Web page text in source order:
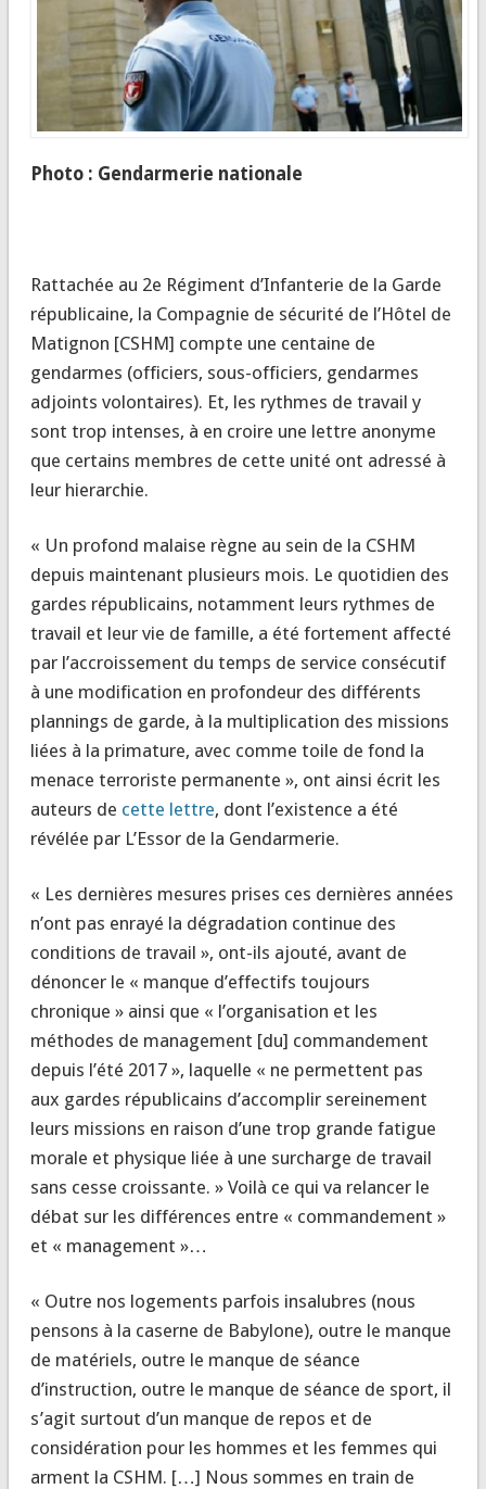
Photo : Gendarmerie nationale
Rattachée au 2e Régiment d’Infanterie de la Garde
républicaine, la Compagnie de sécurité de l’Hôtel de
Matignon [CSHM] compte une centaine de
gendarmes (officiers, sous-officiers, gendarmes
adjoints volontaires). Et, les rythmes de travail y
sont trop intenses, à en croire une lettre anonyme
que certains membres de cette unité ont adressé à
leur hierarchie.
« Un profond malaise règne au sein de la CSHM
depuis maintenant plusieurs mois. Le quotidien des
gardes républicains, notamment leurs rythmes de
travail et leur vie de famille, a été fortement affecté
par l’accroissement du temps de service consécutif
à une modification en profondeur des différents
plannings de garde, à la multiplication des missions
liées à la primature, avec comme toile de fond la
menace terroriste permanente », ont ainsi écrit les
auteurs de cette lettre, dont l’existence a été
révélée par L’Essor de la Gendarmerie.
« Les dernières mesures prises ces dernières années
n’ont pas enrayé la dégradation continue des
conditions de travail », ont-ils ajouté, avant de
dénoncer le « manque d’effectifs toujours
chronique » ainsi que « l’organisation et les
méthodes de management [du] commandement
depuis l’été 2017 », laquelle « ne permettent pas
aux gardes républicains d’accomplir sereinement
leurs missions en raison d’une trop grande fatigue
morale et physique liée à une surcharge de travail
sans cesse croissante. » Voilà ce qui va relancer le
débat sur les différences entre « commandement »
et « management »…
« Outre nos logements parfois insalubres (nous
pensons à la caserne de Babylone), outre le manque
de matériels, outre le manque de séance
d’instruction, outre le manque de séance de sport, il
s’agit surtout d’un manque de repos et de
considération pour les hommes et les femmes qui
arment la CSHM. […] Nous sommes en train de